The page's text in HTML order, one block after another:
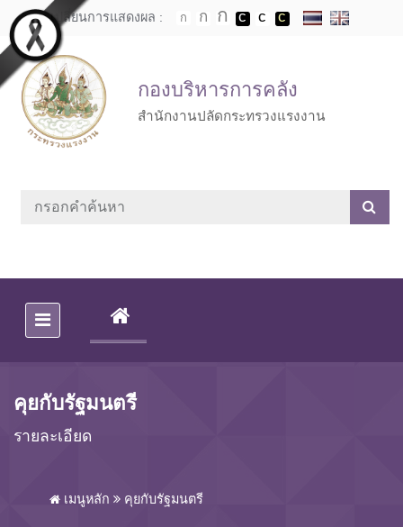
Skip to main content
เปลี่ยนการแสดงผล :
กองบริหารการคลัง
สำนักงานปลัดกระทรวงแรงงาน
(CURRENT)
คุยกับรัฐมนตรี
รายละเอียด
เมนูหลัก คุยกับรัฐมนตรี